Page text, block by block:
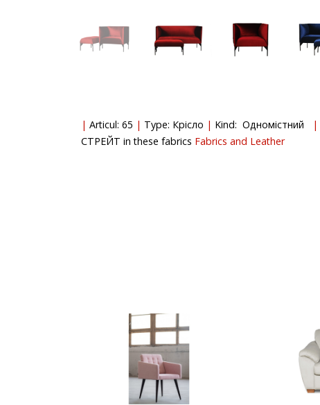
Articul: 65 Type: Крісло Kind: Одномістний
СТРЕЙТ in these fabrics Fabrics and Leather